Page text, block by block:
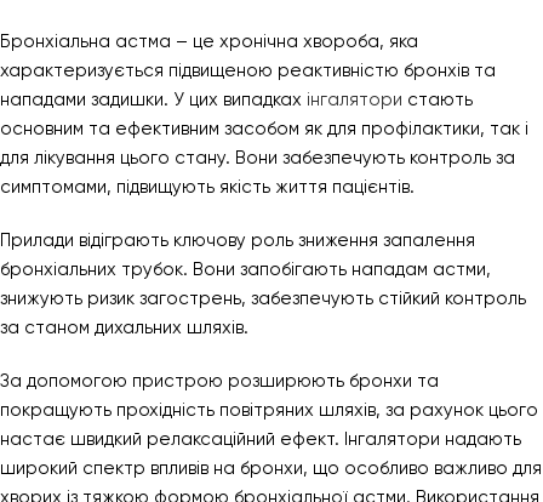
Бронхіальна астма – це хронічна хвороба, яка
характеризується підвищеною реактивністю бронхів та
нападами задишки. У цих випадках інгалятори стають
основним та ефективним засобом як для профілактики, так і
для лікування цього стану. Вони забезпечують контроль за
симптомами, підвищують якість життя пацієнтів.
Прилади відіграють ключову роль зниження запалення
бронхіальних трубок. Вони запобігають нападам астми,
знижують ризик загострень, забезпечують стійкий контроль
за станом дихальних шляхів.
За допомогою пристрою розширюють бронхи та
покращують прохідність повітряних шляхів, за рахунок цього
настає швидкий релаксаційний ефект. Інгалятори надають
широкий спектр впливів на бронхи, що особливо важливо для
хворих із тяжкою формою бронхіальної астми. Використання